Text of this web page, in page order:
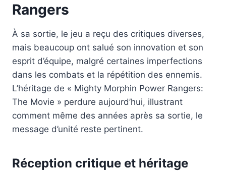
Rangers
À sa sortie, le jeu a reçu des critiques diverses,
mais beaucoup ont salué son innovation et son
esprit d’équipe, malgré certaines imperfections
dans les combats et la répétition des ennemis.
L’héritage de « Mighty Morphin Power Rangers:
The Movie » perdure aujourd’hui, illustrant
comment même des années après sa sortie, le
message d’unité reste pertinent.
Réception critique et héritage